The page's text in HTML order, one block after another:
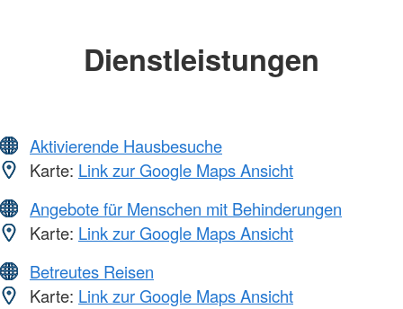
Dienstleistungen
Aktivierende Hausbesuche
Karte: Link zur Google Maps Ansicht
Angebote für Menschen mit Behinderungen
Karte: Link zur Google Maps Ansicht
Betreutes Reisen
Karte: Link zur Google Maps Ansicht